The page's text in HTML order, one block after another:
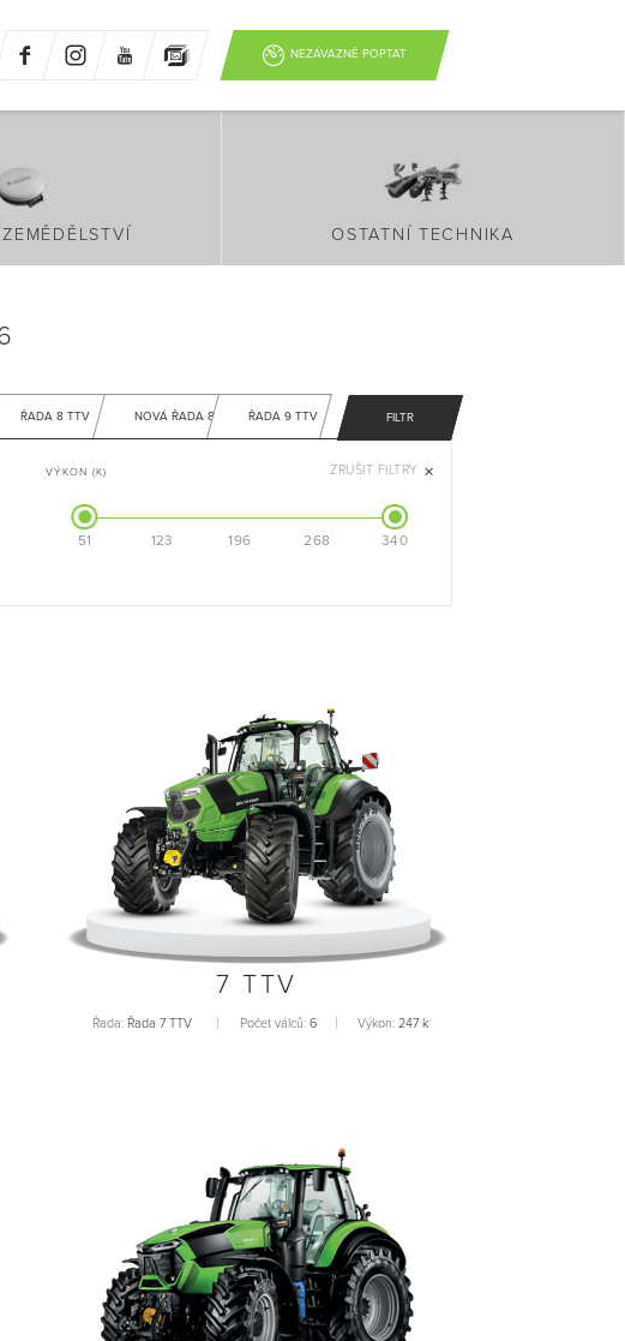
NEZÁVAZNĚ POPTAT
OSTATNÍ TECHNIKA
ŘADA 8 TTV NOVÁ ŘADA 8 ŘADA 9 TTV FILTR
VÝKON (K)
51 123 196 268 340
ZRUŠIT FILTRY
7 TTV
Řada: Řada 7 TTV Počet válců: 6 Výkon: 247 k